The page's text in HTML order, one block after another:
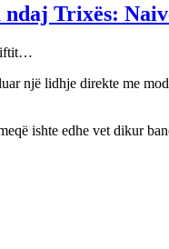
ndaj Trixës:
një lidhje direkte me
ishte edhe vet dikur